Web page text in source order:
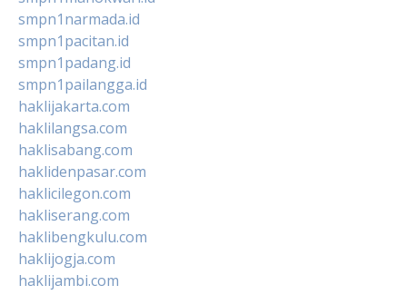
smpn1narmada.id
smpn1pacitan.id
smpn1padang.id
smpn1pailangga.id
haklijakarta.com
haklilangsa.com
haklisabang.com
haklidenpasar.com
haklicilegon.com
hakliserang.com
haklibengkulu.com
haklijogja.com
haklijambi.com